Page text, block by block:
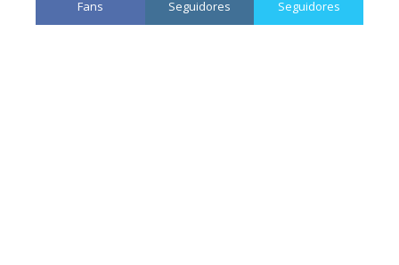
Fans Seguidores Seguidores